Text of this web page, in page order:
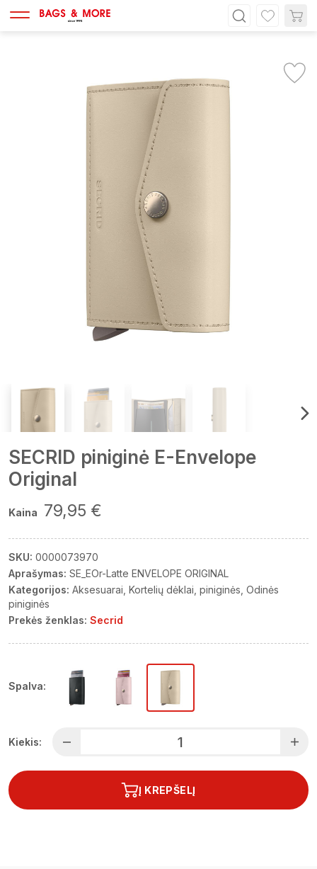
SECRID piniginė E-Envelope
Original
Kaina 79,95 €
SKU: 0000073970
Aprašymas: SE_EOr-Latte ENVELOPE ORIGINAL
Kategorijos: Aksesuarai Kortelių dėklai, piniginės Odinės
piniginės
Prekės ženklas: Secrid
Spalva:
Kiekis:
Į KREPŠELĮ